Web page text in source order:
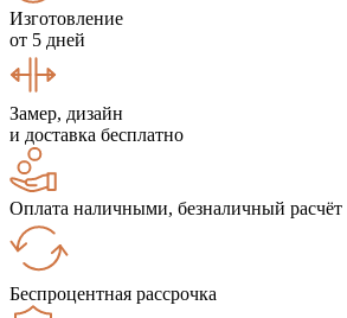
Изготовление
от 5 дней
Замер, дизайн
и доставка бесплатно
Оплата наличными, безналичный расчёт
Беспроцентная рассрочка